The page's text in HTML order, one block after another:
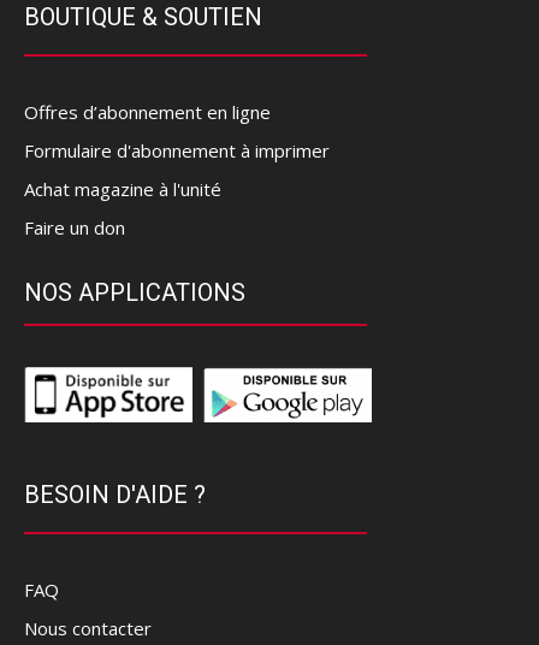
BOUTIQUE & SOUTIEN
Offres d’abonnement en ligne
Formulaire d'abonnement à imprimer
Achat magazine à l'unité
Faire un don
NOS APPLICATIONS
BESOIN D'AIDE ?
FAQ
Nous contacter